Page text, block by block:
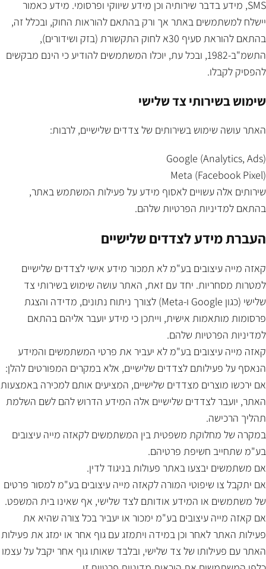
SMS, מידע בדבר שירותיה וכן מידע שיווקי ופרסומי. מידע כאמור
יישלח למשתמשים באתר אך ורק בהתאם להוראות החוק, ובכלל זה,
בהתאם להוראת סעיף 30א לחוק התקשורת (בזק ושידורים),
התשמ"ב-1982, ובכל עת, יוכלו המשתמשים להודיע כי הינם מבקשים
להפסיק לקבלו.
שימוש בשירותי צד שלישי
האתר עושה שימוש בשירותים של צדדים שלישיים, לרבות:
Google (Analytics, Ads)
Meta (Facebook Pixel)
שירותים אלה עשויים לאסוף מידע על פעילות המשתמש באתר,
בהתאם למדיניות הפרטיות שלהם.
העברת מידע לצדדים שלישיים
קאזה מייה עיצובים בע"מ לא תמכור מידע אישי לצדדים שלישיים
למטרות מסחריות. יחד עם זאת, האתר עושה שימוש בשירותי צד
שלישי (כגון Google ו-Meta) לצורך ניתוח נתונים, מדידה והצגת
פרסומות מותאמות אישית, וייתכן כי מידע יועבר אליהם בהתאם
למדיניות הפרטיות שלהם.
קאזה מייה עיצובים בע"מ לא יעביר את פרטי המשתמשים והמידע
הנאסף על פעילותם לצדדים שלישיים, אלא במקרים המפורטים להלן:
אם ירכשו מוצרים מצדדים שלישיים, המציעים אותם למכירה באמצעות
האתר, יועבר לצדדים שלישיים אלה המידע הדרוש להם לשם השלמת
תהליך הרכישה.
במקרה של מחלוקת משפטית בין המשתמשים לקאזה מייה עיצובים
בע"מ שתחייב חשיפת פרטיהם.
אם משתמשים יבצעו באתר פעולות בניגוד לדין.
אם יתקבל צו שיפוטי המורה לקאזה מייה עיצובים בע"מ למסור פרטים
של משתמשים או המידע אודותם לצד שלישי, אף שאינו בית המשפט.
אם קאזה מייה עיצובים בע"מ ימכור או יעביר בכל צורה שהיא את
פעילות האתר לאחר וכן במידה ויתמזג עם גוף אחר או ימזג את פעילות
האתר עם פעילותו של צד שלישי, ובלבד שאותו גוף אחר יקבל על עצמו